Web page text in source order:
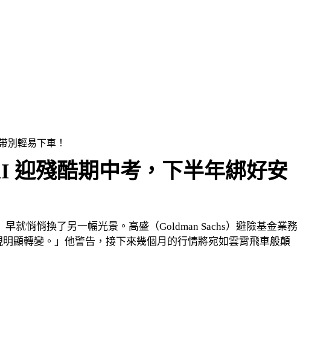
別輕易下車！
迎殘酷期中考，下半年綁好安
就悄悄換了另一幅光景。高盛（Goldman Sachs）避險基金業務
顯轉變。」他警告，接下來幾個月的行情將宛如雲霄飛車般顛